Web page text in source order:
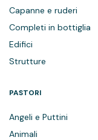
Capanne e ruderi
Completi in bottiglia
Edifici
Strutture
PASTORI
Angeli e Puttini
Animali